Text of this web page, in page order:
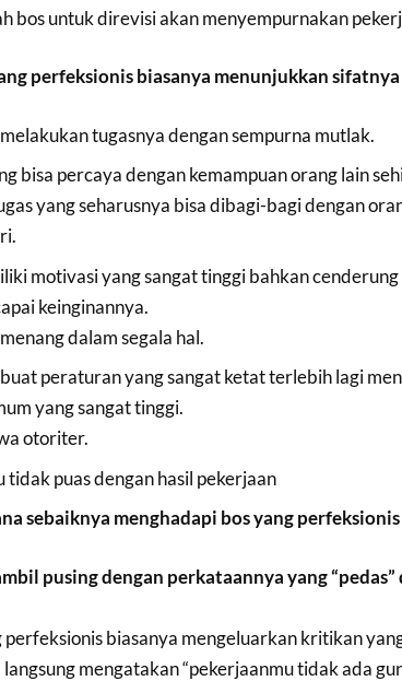
bos untuk direvisi akan menyempurnakan
perfeksionis biasanya menunjukkan
tugasnya dengan sempurna mutlak.
bisa percaya dengan kemampuan orang lain
yang seharusnya bisa dibagi-bagi dengan
motivasi yang sangat tinggi bahkan
keinginannya.
dalam segala hal.
peraturan yang sangat ketat terlebih lagi
yang sangat tinggi.
otoriter.
tidak puas dengan hasil pekerjaan
sebaiknya menghadapi bos yang
pusing dengan perkataannya yang
perfeksionis biasanya mengeluarkan kritikan
mengatakan “pekerjaanmu tidak ada